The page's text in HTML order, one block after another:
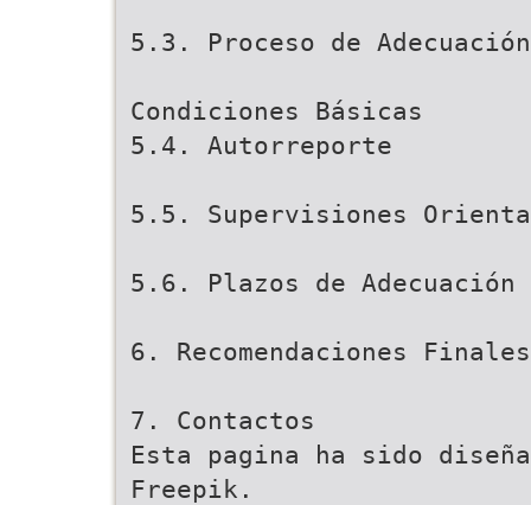
5.3. Proceso de
Condiciones Básicas
5.4. Autorreporte
5.5. Supervisiones
5.6. Plazos de Adecuación
6. Recomendaciones Finales
7. Contactos
Esta pagina ha sido
Freepik.